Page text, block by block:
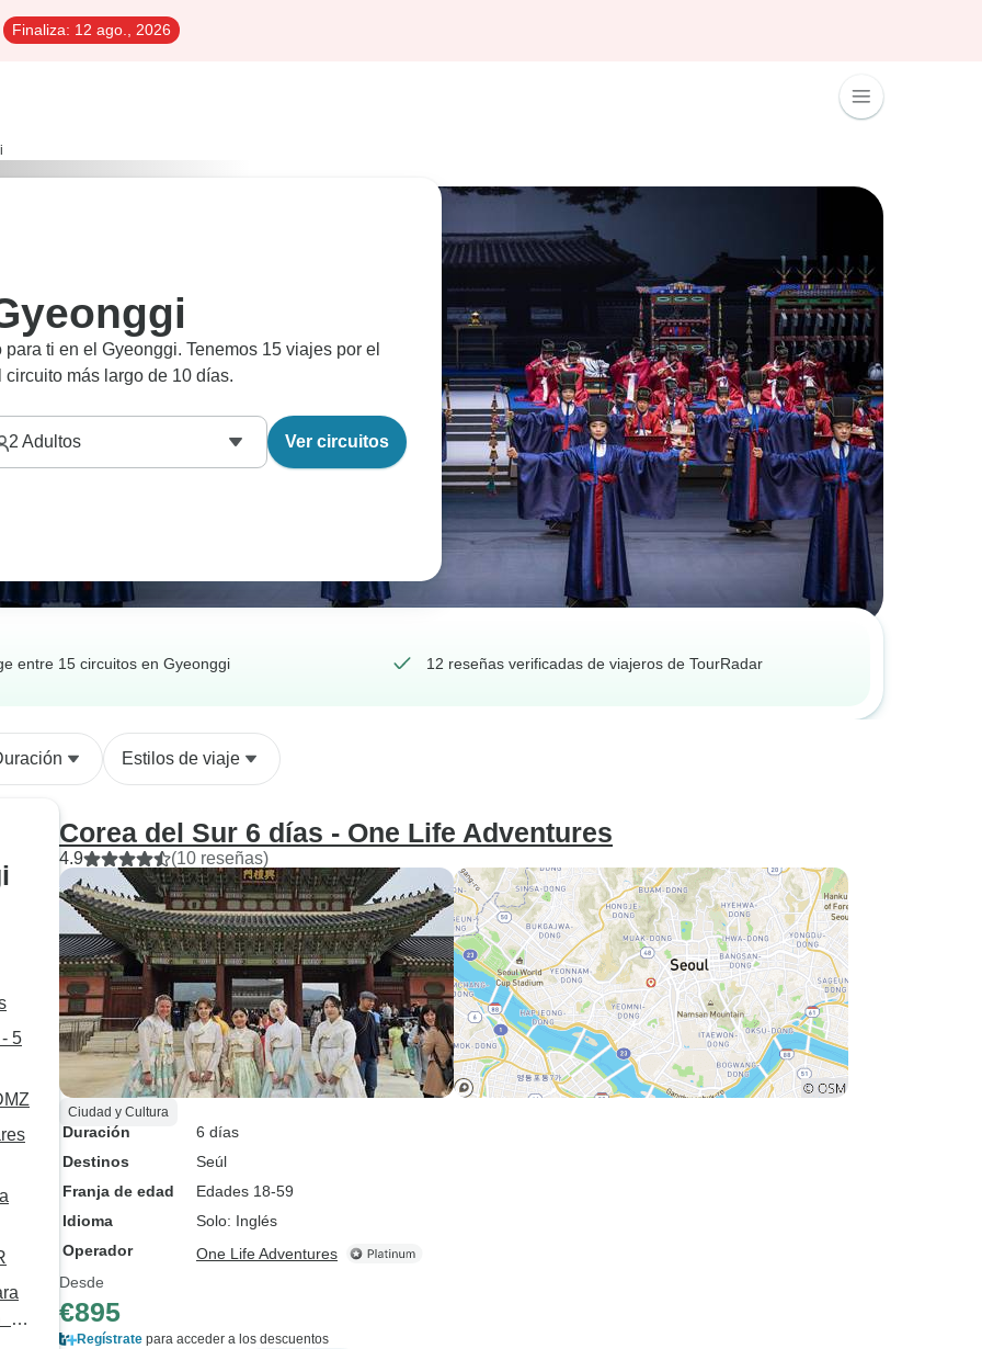
Finaliza: 12 ago., 2026
ti en el Gyeonggi. Tenemos 15 viajes por el
más largo de 10 días.
2 Adultos Ver circuitos
entre 15 circuitos en Gyeonggi 12 reseñas verificadas de viajeros de TourRadar
Estilos de viaje
5
Corea del Sur 6 días - One Life Adventures
4.9 (10 reseñas)
Ciudad y Cultura
Duración
6 días
Destinos
Seúl
Franja de edad
Edades 18-59
Idioma
Solo: Inglés
Operador
One Life Adventures
Desde
€895
Regístrate para acceder a los descuentos